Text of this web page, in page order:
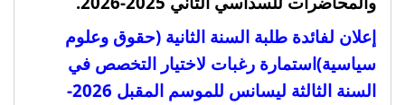
إعلان لفائدة طلبة السنة الثانية (حقوق وعلوم
سياسية)استمارة رغبات لاختيار التخصص في
السنة الثالثة ليسانس للموسم المقبل 2026-